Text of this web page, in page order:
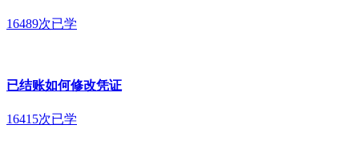
16489次已学
已结账如何修改凭证
16415次已学